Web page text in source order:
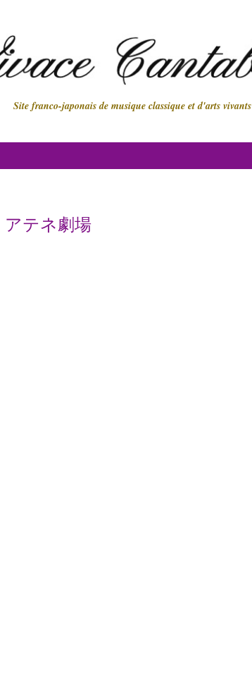
Site franco-japonais de musique classique et d'arts vivants
アテネ劇場